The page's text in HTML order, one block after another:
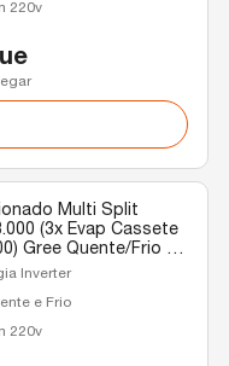
220v
Multi Split
(3x Evap Cassete
Gree Quente/Frio R-
Inverter
e Frio
220v